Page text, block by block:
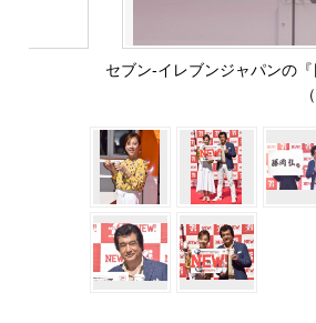
セブン-イレブンジャパンの